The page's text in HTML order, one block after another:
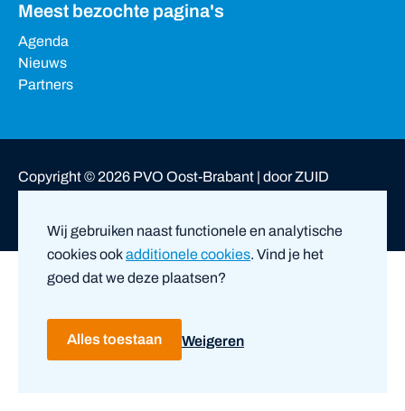
Wij gebruiken naast functionele en analytische
cookies ookadditionele cookies. Vind je het
goed dat we deze plaatsen?
Alles toestaan Weigeren
Meest bezochte pagina's
Agenda
Nieuws
Partners
Copyright © 2026 PVO Oost-Brabant | door ZUID